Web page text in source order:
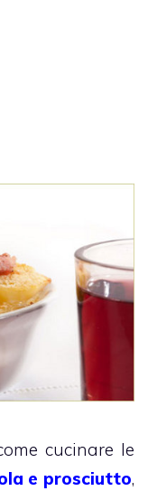
cucinare le
e prosciutto,